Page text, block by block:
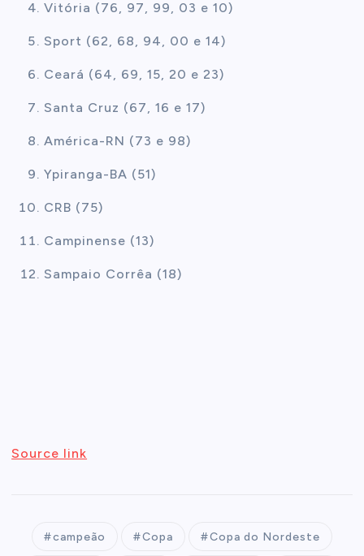
Vitória (76, 97, 99, 03 e 10)
Sport (62, 68, 94, 00 e 14)
Ceará (64, 69, 15, 20 e 23)
Santa Cruz (67, 16 e 17)
América-RN (73 e 98)
Ypiranga-BA (51)
CRB (75)
Campinense (13)
Sampaio Corrêa (18)
Source link
campeão Copa Copa do Nordeste